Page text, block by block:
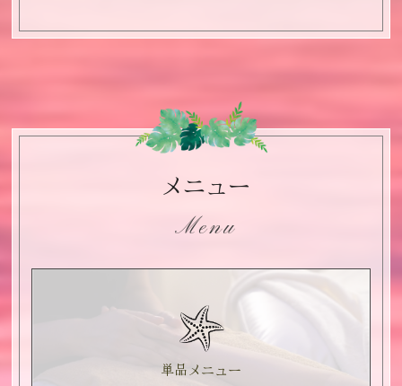
メニュー
Menu
単品メニュー